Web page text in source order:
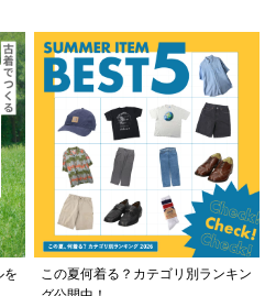
を
この夏何着る？カテゴリ別ランキン